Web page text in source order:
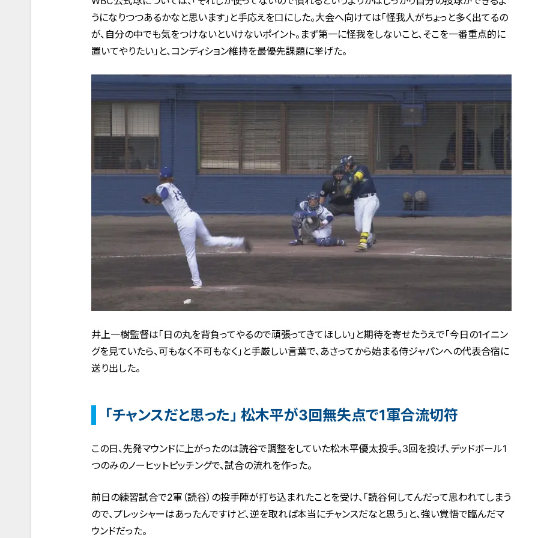
うになりつつあるかなと思います」と手応えを口にした。大会へ向けては「怪我人がちょっと多く出てるの
が、自分の中でも気をつけないといけないポイント。まず第一に怪我をしないこと、そこを一番重点的に
置いてやりたい」と、コンディション維持を最優先課題に挙げた。
井上一樹監督は「日の丸を背負ってやるので頑張ってきてほしい」と期待を寄せたうえで「今日の1イニン
グを見ていたら、可もなく不可もなく」と手厳しい言葉で、あさってから始まる侍ジャパンへの代表合宿に
送り出した。
「チャンスだと思った」 松木平が3回無失点で1軍合流切符
この日、先発マウンドに上がったのは読谷で調整をしていた松木平優太投手。3回を投げ、デッドボール1
つのみのノーヒットピッチングで、試合の流れを作った。
前日の練習試合で2軍（読谷）の投手陣が打ち込まれたことを受け、「読谷何してんだって思われてしまう
ので、プレッシャーはあったんですけど、逆を取れば本当にチャンスだなと思う」と、強い覚悟で臨んだマ
ウンドだった。